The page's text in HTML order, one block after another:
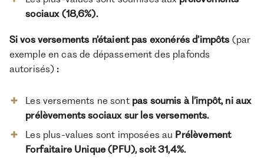
sociaux (18,6%).
Si vos versements n’étaient pas exonérés d’impôts (par
exemple en cas de dépassement des plafonds
autorisés) :
Les versements ne sont pas soumis à l’impôt, ni aux
prélèvements sociaux sur les versements.
Les plus-values sont imposées au Prélèvement
Forfaitaire Unique (PFU), soit 31,4%.